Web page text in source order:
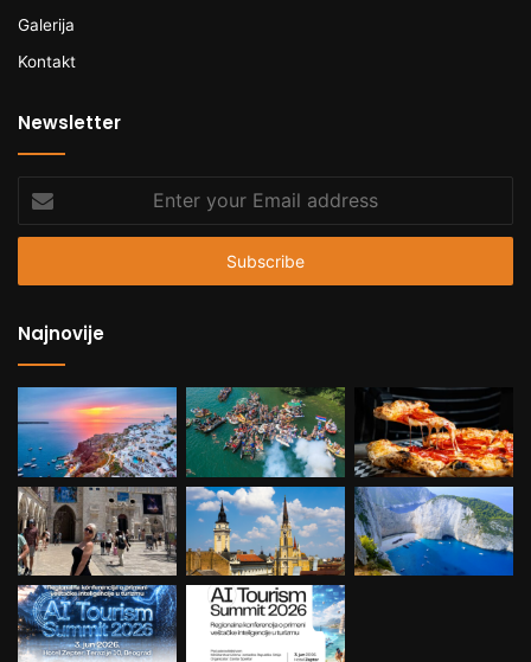
Galerija
Kontakt
Newsletter
Enter
your
Email
Najnovije